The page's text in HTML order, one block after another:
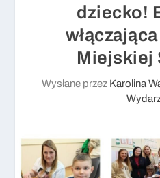
dziecko!
Miejskiej
Wysłane przez Karolina